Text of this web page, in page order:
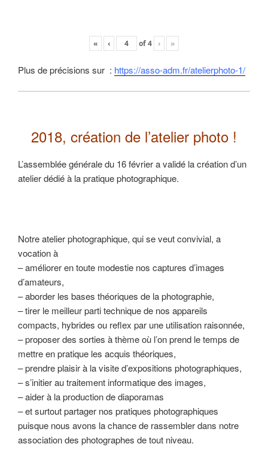
« ‹ of4 › »
Plus de précisions sur : https://asso-adm.fr/atelierphoto-1/
2018, création de l’atelier photo !
L’assemblée générale du 16 février a validé la création d’un
atelier dédié à la pratique photographique.
Notre atelier photographique, qui se veut convivial, a
vocation à
– améliorer en toute modestie nos captures d’images
d’amateurs,
– aborder les bases théoriques de la photographie,
– tirer le meilleur parti technique de nos appareils
compacts, hybrides ou reflex par une utilisation raisonnée,
– proposer des sorties à thème où l’on prend le temps de
mettre en pratique les acquis théoriques,
– prendre plaisir à la visite d’expositions photographiques,
– s’initier au traitement informatique des images,
– aider à la production de diaporamas
– et surtout partager nos pratiques photographiques
puisque nous avons la chance de rassembler dans notre
association des photographes de tout niveau.